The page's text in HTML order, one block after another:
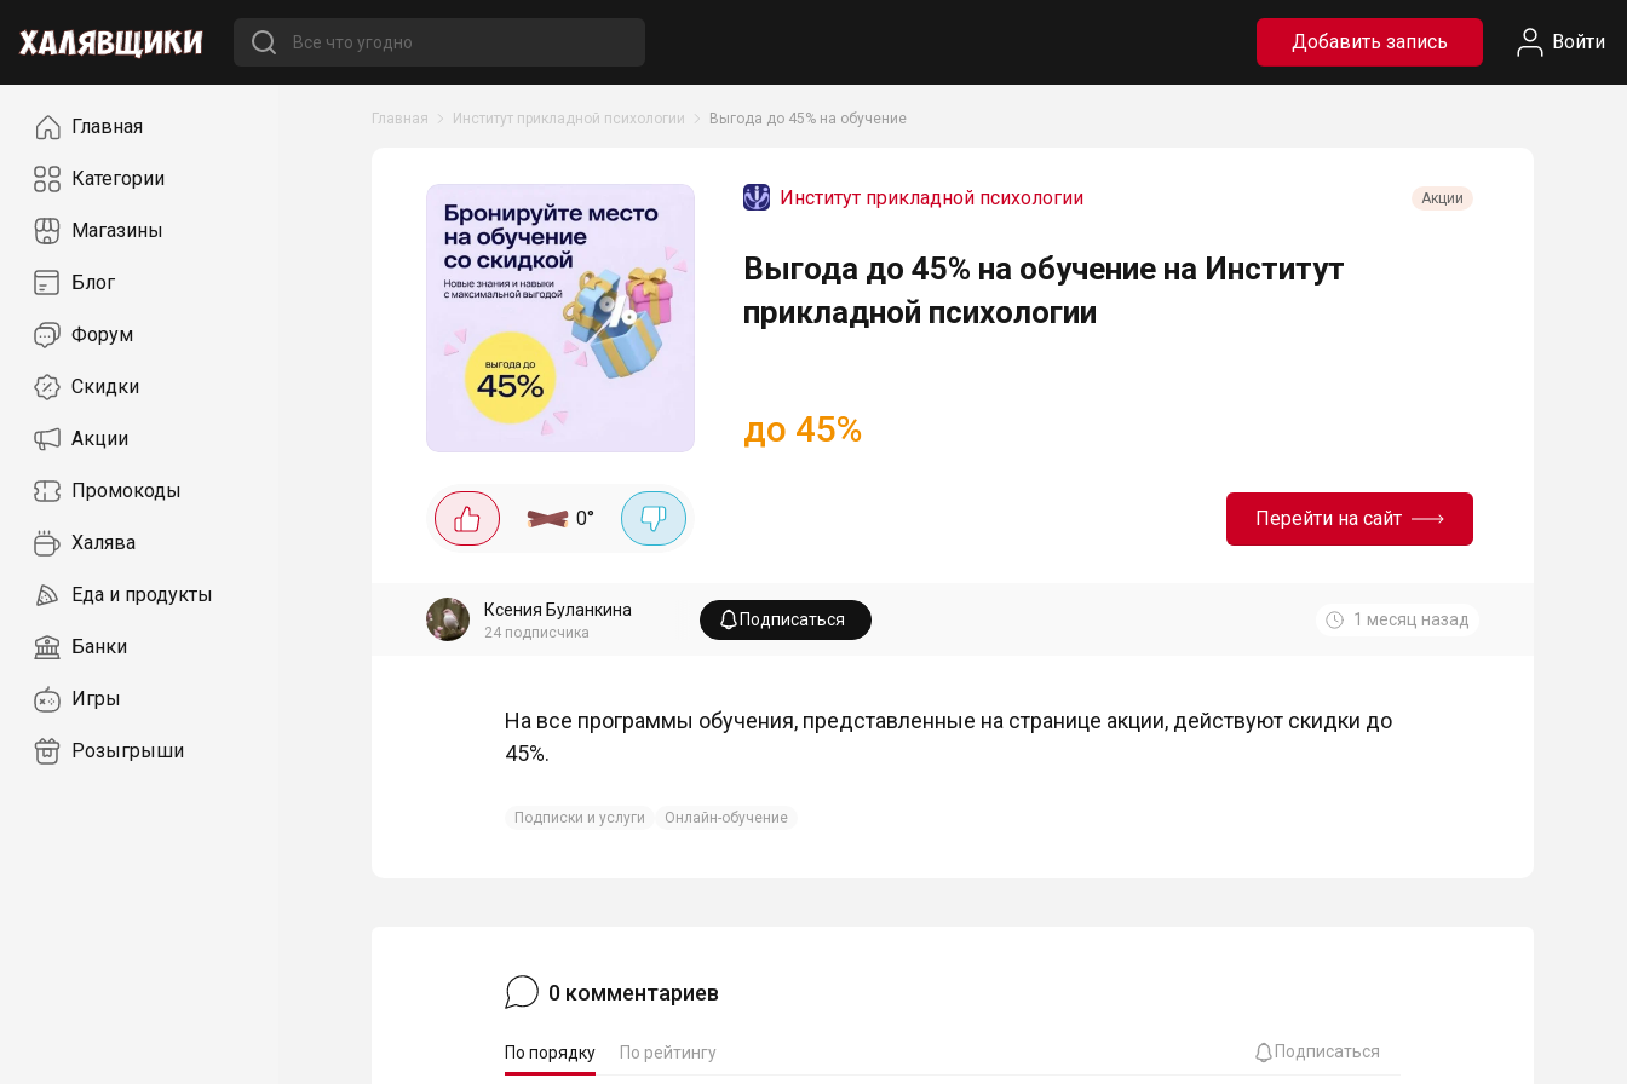
Добавить запись Войти
НавигацияГлавная
Категории
Магазины
Блог
Форум
Скидки
Акции
Промокоды
Халява
Еда и продукты
Банки
Игры
Розыгрыши
Главная Институт прикладной психологии Выгода до 45% на обучение
Институт прикладной психологии Акции
Выгода до 45% на обучение на Институт
прикладной психологии
до 45%
0° Перейти на сайт
Ксения Буланкина
24 подписчика
Подписаться 1 месяц назад
На все программы обучения, представленные на странице акции, действуют скидки до
45%.
Подписки и услуги Онлайн-обучение
0 комментариев
По порядку По рейтингу Подписаться